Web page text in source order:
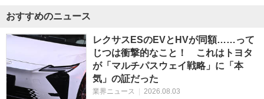
おすすめのニュース
レクサスESのEVとHVが同額……って
じつは衝撃的なこと！ これはトヨタ
が「マルチパスウェイ戦略」に「本
気」の証だった
業界ニュース 2026.08.03